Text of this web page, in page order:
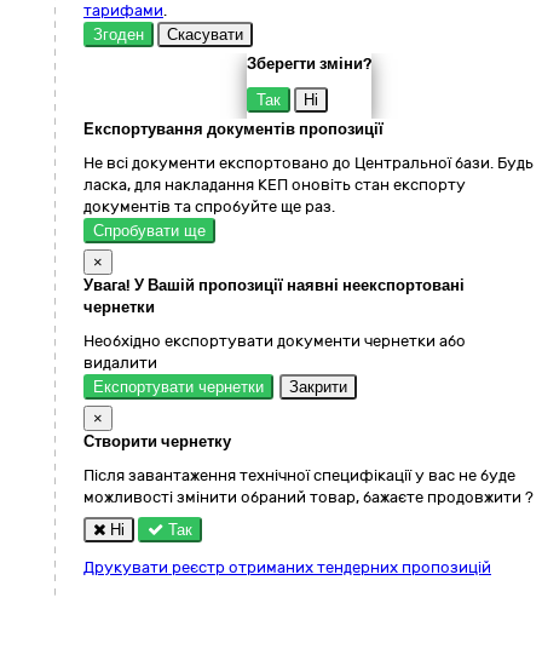
тарифами.
Згоден
Скасувати
Зберегти зміни?
Так
Ні
Експортування документів пропозиції
Не всі документи експортовано до Центральної бази. Будь
ласка, для накладання КЕП оновіть стан експорту
документів та спробуйте ще раз.
Спробувати ще
×
Увага! У Вашій пропозиції наявні неекспортовані
чернетки
Необхідно експортувати документи чернетки або
видалити
Експортувати чернетки
Закрити
×
Створити чернетку
Після завантаження технічної специфікації у вас не буде
можливості змінити обраний товар, бажаєте продовжити ?
Ні
Так
Друкувати реєстр отриманих тендерних пропозицій